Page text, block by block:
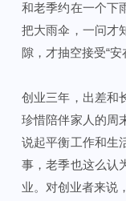
和老季约在一个下
把大雨伞，一问才
隙，才抽空接受“安
创业三年，出差和
珍惜陪伴家人的周
说起平衡工作和生
事，老季也这么认
业。对创业者来说